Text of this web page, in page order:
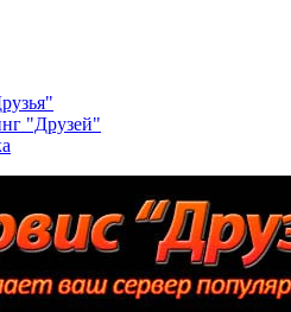
"Друзей"